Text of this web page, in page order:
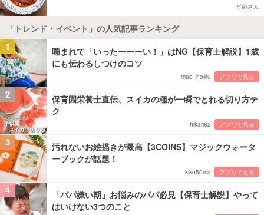
どめさん
「トレンド・イベント」の人気記事ランキング
1
噛まれて「いったーーーい！」はNG【保育士解説】1歳
にも伝わるしつけのコツ
mao_hoiku アプリで見る
2
保育園栄養士直伝、スイカの種が一瞬でとれる切り方テ
ク
hikari82 アプリで見る
3
汚れないお絵描きが最高【3COINS】マジックウォータ
ーブックが話題！
kiko50ma アプリで見る
4
「パパ嫌い期」お悩みのパパ必見【保育士解説】やって
はいけない3つのこと